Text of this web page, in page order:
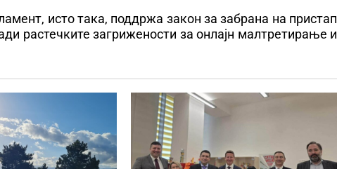
исто така, поддржа закон за забрана на пристап
растечките загрижености за онлајн малтретирање и